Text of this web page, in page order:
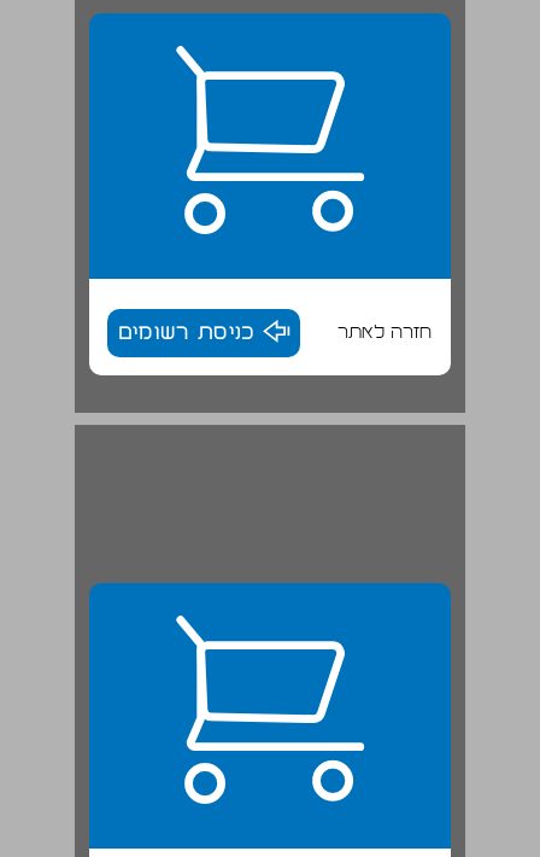
חזרה לאתר כניסת רשומים